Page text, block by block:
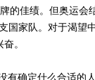
的佳绩。但奥运会
国家队。对于渴望
。
确定什么合适的人